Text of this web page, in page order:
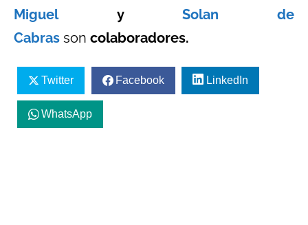
MiguelySolan de
Cabras son colaboradores.
Twitter Facebook LinkedIn
WhatsApp